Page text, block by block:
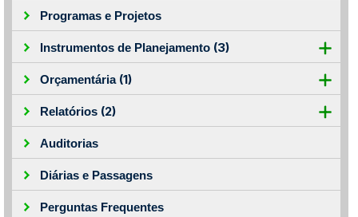
Programas e Projetos
Instrumentos de Planejamento (3)
Orçamentária (1)
Relatórios (2)
Auditorias
Diárias e Passagens
Perguntas Frequentes